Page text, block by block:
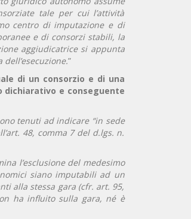
tale per cui l’attività
centro di imputazione e di
e di consorzi stabili, la
aggiudicatrice si appunta
”
di un consorzio e di una
dichiarativo e conseguente
tenuti ad indicare “in sede
48, comma 7 del d.lgs. n.
l’esclusione del medesimo
siano imputabili ad un
alla stessa gara (cfr. art. 95,
ha influito sulla gara, né è